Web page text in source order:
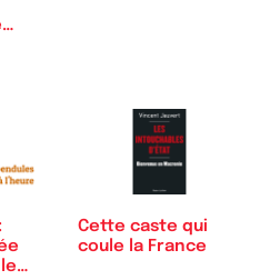
Cette caste qui
coule la France